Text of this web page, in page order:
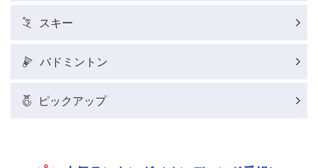
スキー
バドミントン
ピックアップ